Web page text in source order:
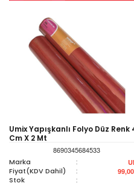
Umix Yapışkanlı Folyo Düz Renk
Cm X 2 Mt
8690345684533
Marka
:
Fiyat(KDV Dahil) : 99,00
Stok :